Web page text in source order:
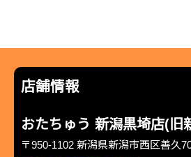
店舗情報
おたちゅう 新潟黒埼店(旧
〒950-1102 新潟県新潟市西区善久